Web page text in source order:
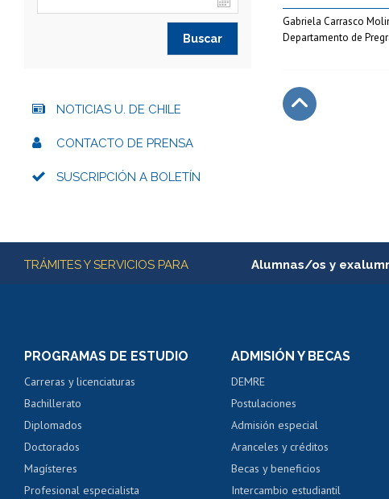
Gabriela Carrasco
Departamento de
NOTICIAS U. DE CHILE
CONTACTO DE PRENSA
SUSCRIPCIÓN A BOLETÍN
Más información
TRÁMITES Y SERVICIOS PARA Alumnas/os y
Servicio médico y dental
Pago de arancel y crédito
Pago de arancel y crédito
Certificado de títulos y
PROGRAMAS DE ESTUDIO
Carreras y licenciaturas
Bachillerato
Diplomados
Doctorados
Magísteres
Profesional especialista
ADMISIÓN Y BECAS
DEMRE
Postulaciones
Admisión especial
Aranceles y créditos
Becas y beneficios
Intercambio estudiantil